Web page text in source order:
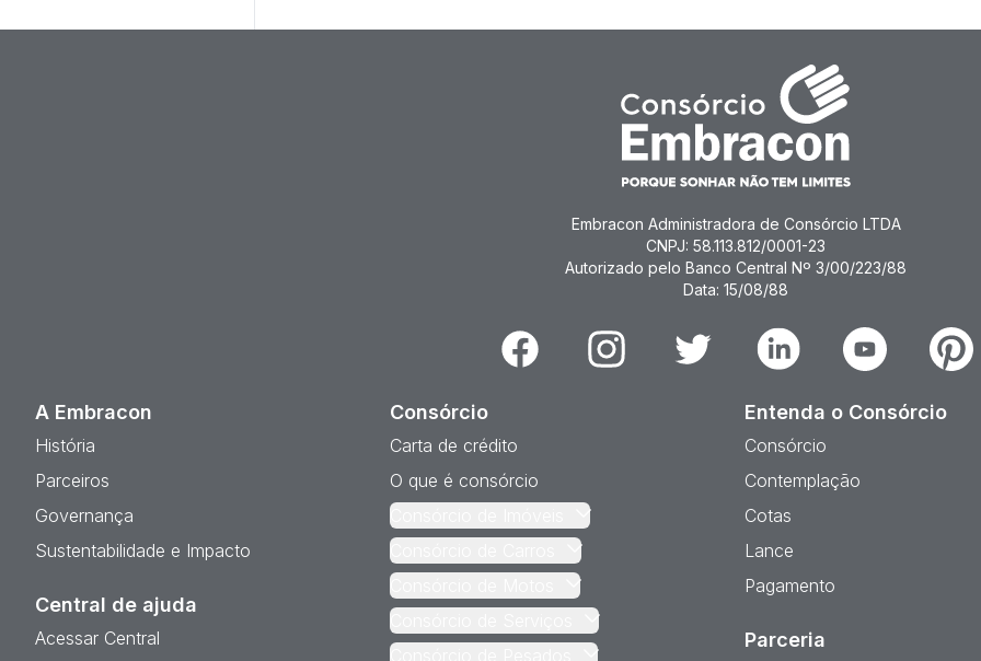
Embracon Administradora de Consórcio LTDA
CNPJ: 58.113.812/0001-23
Autorizado pelo Banco Central Nº 3/00/223/88
Data: 15/08/88
Facebook Instagram Twitter Linkedin Youtube
A Embracon
História
Parceiros
Governança
Sustentabilidade e Impacto
Central de ajuda
Acessar Central
Consórcio
Carta de crédito
O que é consórcio
Entenda o Consórcio
Consórcio
Contemplação
Cotas
Lance
Pagamento
Parceria